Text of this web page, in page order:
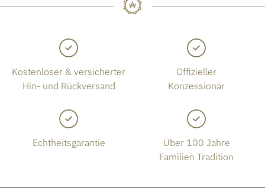
Kostenloser & versicherter
Hin- und Rückversand
Offizieller
Konzessionär
Echtheitsgarantie
Über 100 Jahre
Familien Tradition